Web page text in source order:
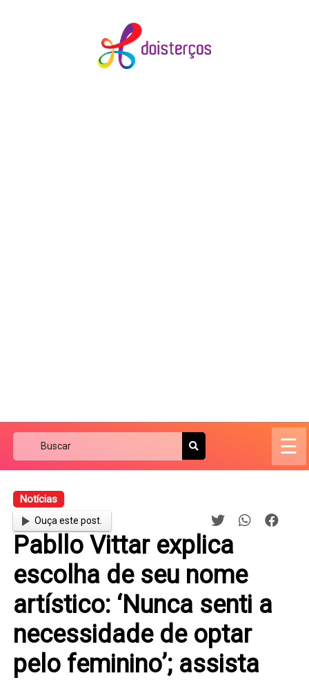
☰
Notícias
Ouça este post.
Pabllo Vittar explica
escolha de seu nome
artístico: ‘Nunca senti a
necessidade de optar
pelo feminino’; assista